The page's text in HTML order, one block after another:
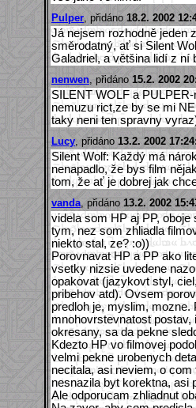
Pulper , přidáno 18.2. 2002
Já nejsem rozhodně jeden
směrodatný, ať si Silent
Galadriel, a většina lidí z ní
nenwen , přidáno 15.2. 2002
SILENT WOLF a
nemuzu rict,ze by se mi
taky neni ten spravny
Lucy , přidáno 13.2. 2002
Silent Wolf: Každý má
nenapadlo, že bys film
tom, že ať je dobrej jak
vanda, přidáno 13.2. 2002
videla som HP aj PP,
tym, nez som zhliadla
niekto stal, ze? :o))
Porovnavat HP a PP ako
vsetky nizsie uvedene
opakovat (jazykovt styl,
pribehov atd). Ovsem
predloh je, myslim,
mnohovrstevnatost postav,
okresany, sa da pekne
Kdezto HP vo filmovej
velmi pekne urobenych
necitala, asi neviem, o
nesnazila byt korektna, asi
Ale odporucam zhliadnut